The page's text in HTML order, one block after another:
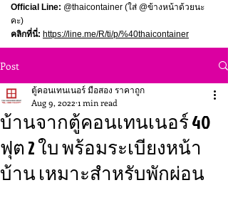
Official Line: @thaicontainer (ใส่ @ข้างหน้าด้วยนะ
คะ)
คลิกที่นี่: https://line.me/R/ti/p/%40thaicontainer
Post
บ้านจากตู้คอนเทนเนอร์ 40
ฟุต 2 ใบ พร้อมระเบียงหน้า
บ้าน เหมาะสำหรับพักผ่อน
ตู้คอนเทนเนอร์ มือสอง ราคาถูก
Aug 9, 2022 1 min read